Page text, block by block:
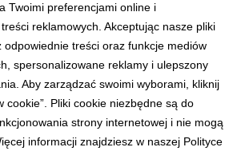
wybiera VML
trwającą od 2016 roku współpracę z
Twoimi preferencjami online i
reklamowych. Akceptując nasze pliki
odpowiednie treści oraz funkcje mediów
spersonalizowane reklamy i ulepszony
Aby zarządzać swoimi wyborami, kliknij
cookie”. Pliki cookie niezbędne są do
strony internetowej i nie mogą
informacji znajdziesz w naszej Polityce